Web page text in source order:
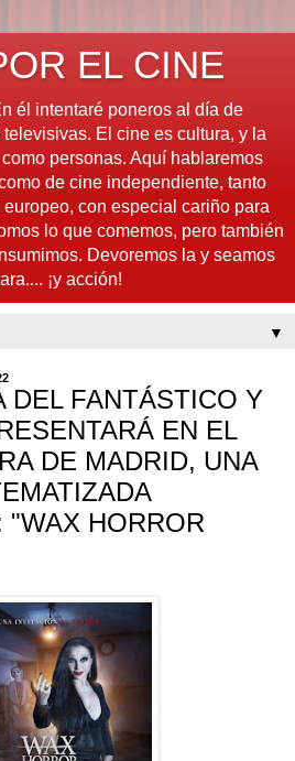
EL CINE
él intentaré poneros al día de
El cine es cultura, y la
personas. Aquí hablaremos
de cine independiente, tanto
con especial cariño para
lo que comemos, pero también
Devoremos la y seamos
¡y acción!
▼
DEL FANTÁSTICO Y
EN EL
DE MADRID, UNA
"WAX HORROR